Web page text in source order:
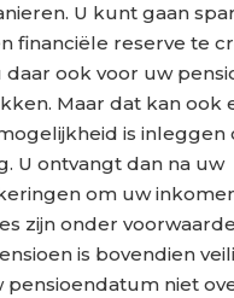
U kunt gaan
financiële reserve te
daar ook voor uw
Maar dat kan ook
is inleggen
U ontvangt dan na uw
om uw
zijn onder
is bovendien
pensioendatum niet